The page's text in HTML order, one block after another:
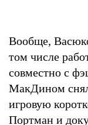
Вообще,
том числе
совместно с
МакДином
игровую
Портман и